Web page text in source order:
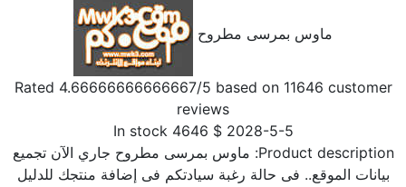
ماوس بمرسى مطروح
Rated4.66666666666667/5 based on11646customer
reviews
2028-5-5
$
4646
In stock
Product ماوس بمرسى مطروح جاري الآن تجميع
بيانات الموقع.. فى حالة رغبة سيادتكم فى إضافة منتجك للدليل